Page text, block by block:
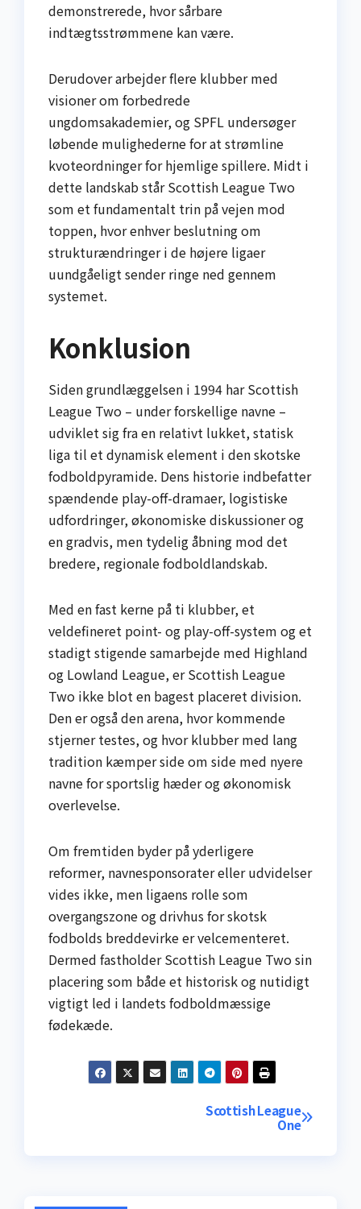
demonstrerede, hvor sårbare
indtægtsstrømmene kan være.
Derudover arbejder flere klubber med
visioner om forbedrede
ungdomsakademier, og SPFL undersøger
løbende mulighederne for at strømline
kvoteordninger for hjemlige spillere. Midt i
dette landskab står Scottish League Two
som et fundamentalt trin på vejen mod
toppen, hvor enhver beslutning om
strukturændringer i de højere ligaer
uundgåeligt sender ringe ned gennem
systemet.
Konklusion
Siden grundlæggelsen i 1994 har Scottish
League Two – under forskellige navne –
udviklet sig fra en relativt lukket, statisk
liga til et dynamisk element i den skotske
fodboldpyramide. Dens historie indbefatter
spændende play-off-dramaer, logistiske
udfordringer, økonomiske diskussioner og
en gradvis, men tydelig åbning mod det
bredere, regionale fodboldlandskab.
Med en fast kerne på ti klubber, et
veldefineret point- og play-off-system og et
stadigt stigende samarbejde med Highland
og Lowland League, er Scottish League
Two ikke blot en bagest placeret division.
Den er også den arena, hvor kommende
stjerner testes, og hvor klubber med lang
tradition kæmper side om side med nyere
navne for sportslig hæder og økonomisk
overlevelse.
Om fremtiden byder på yderligere
reformer, navnesponsorater eller udvidelser
vides ikke, men ligaens rolle som
overgangszone og drivhus for skotsk
fodbolds breddevirke er velcementeret.
Dermed fastholder Scottish League Two sin
placering som både et historisk og nutidigt
vigtigt led i landets fodboldmæssige
fødekæde.
Indlægsnavigation
Scottish League
One